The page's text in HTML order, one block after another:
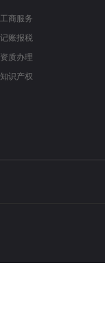
工商服务
记账报税
资质办理
知识产权